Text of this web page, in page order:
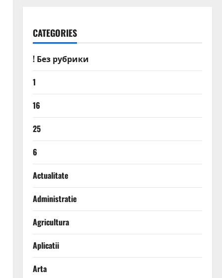
CATEGORIES
! Без рубрики
1
16
25
6
Actualitate
Administratie
Agricultura
Aplicatii
Arta